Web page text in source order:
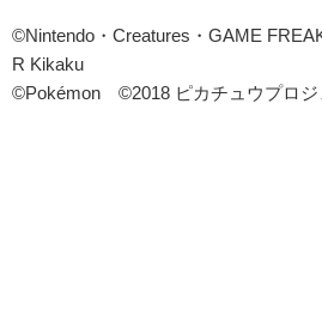
©Nintendo・Creatures・GAME
R Kikaku
©Pokémon ©2018 ピカチュウプロジ